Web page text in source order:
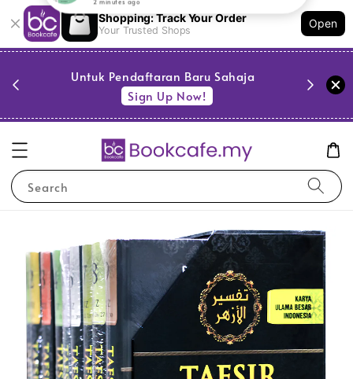
Shopping: Track Your Order
Your Trusted Shops
Open
Untuk Pendaftaran Baru Sahaja
Sign Up Now!
Search